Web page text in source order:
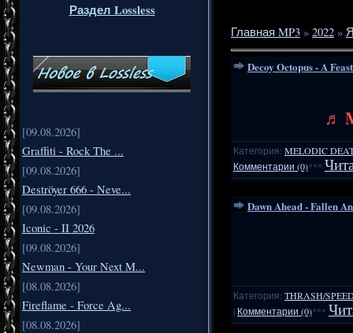
Раздел Lossless
[09.08.2026]
Graffiti - Rock The ...
[09.08.2026]
Deströyer 666 - Neve...
[09.08.2026]
Iconic - II 2026
[09.08.2026]
Newman - Your Next M...
[08.08.2026]
Fireflame - Force Ag...
[08.08.2026]
Главная MP3 » 2022 »
Decoy Octopus - A
♬
Категория: MELODIC
Комментарии (0)***
Dawn Ahead - Fallen
Категория: THRASH/
| Комментарии (0)***